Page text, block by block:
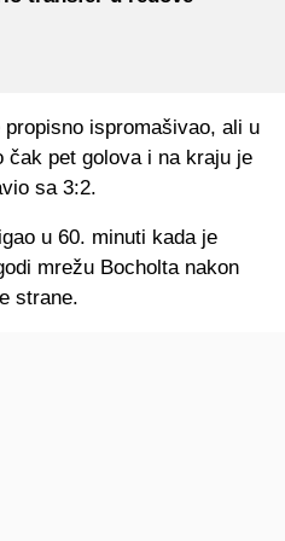
ispromašivao, ali u
čak pet golova i na kraju je
sa 3:2.
u 60. minuti kada je
mrežu Bocholta nakon
strane.